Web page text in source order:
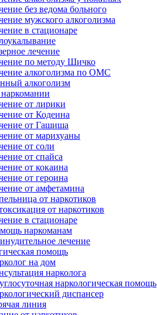
без ведома больного
мужского алкоголизма
в стационаре
лечение
по методу Шичко
алкоголизма по ОМС
алкоголизм
от лирики
от Кодеина
от Гашиша
от марихуаны
от соли
от спайса
от кокаина
от героина
от амфетамина
от наркотиков
от наркотиков
в стационаре
наркоманам
лечение
помощь
на дом
нарколога
наркологическая помощь
диспансер
линия